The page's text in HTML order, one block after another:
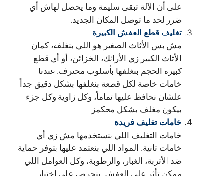
على أن الآلة تبقى سليمة وما يحصل لهاش أي
ضرر لحد ما توصل المكان الجديد.
تغليف قطع العفش الكبيرة
مش بس الأثاث الصغير هو اللي بنغلفه، كمان
الأثاث الكبير زي الأرائك، الخزائن، أو أي قطع
كبيرة الحجم بنغلفها بأسلوب محترف. عندنا
خامات خاصة لكل قطعة بنغلفها بشكل دقيق جداً
علشان نحافظ عليها تماماً، وكل زاوية وكل جزء
بيكون مغلف بشكل محكمز
خامات تغليف فريدة
خامات التغليف اللي بنستخدمها مش زي أي
خامات تانية. المواد اللي بنعتمد عليها بتوفر حماية
ضد الأتربة، الغبار، والرطوبة، وكل العوامل اللي
ممكن تأثر على العفش. بنحرص على اختيار